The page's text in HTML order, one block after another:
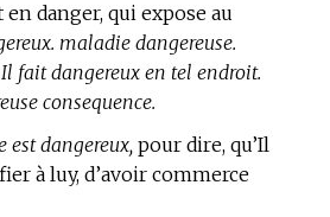
danger, qui expose au
maladie dangereuse.
fait dangereux en tel endroit.
consequence.
est dangereux, pour dire, qu’Il
à luy, d’avoir commerce